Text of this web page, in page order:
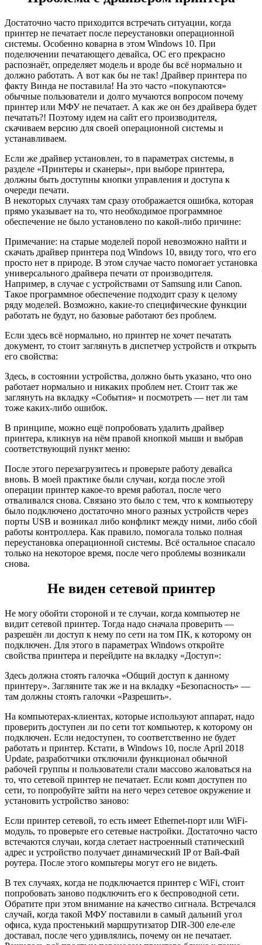
Достаточно часто приходится встречать ситуации, когда
принтер не печатает после переустановки операционной
системы. Особенно коварна в этом Windows 10. При
поделючении печатающего девайса, ОС его прекрасно
распознаёт, определяет модель и вроде бы всё нормально и
должно работать. А вот как бы не так! Драйвер принтера по
факту Винда не поставила! На это часто «покупаются»
обычные пользователи и долго мучаются вопросом почему
принтер или МФУ не печатает. А как же он без драйвера будет
печатать?! Поэтому идем на сайт его производителя,
скачиваем версию для своей операционной системы и
устанавливаем.
Если же драйвер установлен, то в параметрах системы, в
разделе «Принтеры и сканеры», при выборе принтера,
должны быть доступны кнопки управления и доступа к
очереди печати.
В некоторых случаях там сразу отображается ошибка, которая
прямо указывает на то, что необходимое программное
обеспечение не было установлено по какой-либо причине:
Примечание: на старые моделей порой невозможно найти и
скачать драйвер принтера под Windows 10, ввиду того, что его
просто нет в природе. В этом случае часто помогает установка
универсального драйвера печати от производителя.
Например, в случае с устройствами от Samsung или Canon.
Такое программное обеспечение подходит сразу к целому
ряду моделей. Возможно, какие-то специфические функции
работать не будут, но базовые работают без проблем.
Если здесь всё нормально, но принтер не хочет печатать
документ, то стоит заглянуть в диспетчер устройств и открыть
его свойства:
Здесь, в состоянии устройства, должно быть указано, что оно
работает нормально и никаких проблем нет. Стоит так же
заглянуть на вкладку «События» и посмотреть — нет ли там
тоже каких-либо ошибок.
В принципе, можно ещё попробовать удалить драйвер
принтера, кликнув на нём правой кнопкой мыши и выбрав
соответствующий пункт меню:
После этого перезагрузитесь и проверьте работу девайса
вновь. В моей практике были случаи, когда после этой
операции принтер какое-то время работал, после чего
отваливался снова. Связано это было с тем, что к компьютеру
было подключено достаточно много разных устройств через
порты USB и возникал либо конфликт между ними, либо сбой
работы контроллера. Как правило, помогала только полная
переустановка операционной системы. Всё остальное спасало
только на некоторое время, после чего проблемы возникали
снова.
Не виден сетевой принтер
Не могу обойти стороной и те случаи, когда компьютер не
видит сетевой принтер. Тогда надо сначала проверить —
разрешён ли доступ к нему по сети на том ПК, к которому он
подключен. Для этого в параметрах Windows откройте
свойства принтера и перейдите на вкладку «Доступ»:
Здесь должна стоять галочка «Общий доступ к данному
принтеру». Загляните так же и на вкладку «Безопасность» —
там должны стоять галочки «Разрешить».
На компьютерах-клиентах, которые используют аппарат, надо
проверить доступен ли по сети тот компьютер, к которому он
подключен. Если недоступен, то соответственно не будет
работать и принтер. Кстати, в Windows 10, после April 2018
Update, разработчики отключили функционал обычной
рабочей группы и пользователи стали массово жаловаться на
то, что сетевой принтер не печатает. Если комп доступен по
сети, то попробуйте зайти на него через сетевое окружение и
установить устройство заново:
Если принтер сетевой, то есть имеет Ethernet-порт или WiFi-
модуль, то проверьте его сетевые настройки. Достаточно часто
встечаются случаи, когда слетает настроенный статический
адрес и устройство получает динамический IP от Вай-Фай
роутера. После этого компьтеры могут его не видеть.
В тех случаях, когда не подключается принтер с WiFi, стоит
попробовать заново подключить его к беспроводной сети.
Обратите при этом внимание на качество сигнала. Встречался
случай, когда такой МФУ поставили в самый дальний угол
офиса, куда простенький маршрутизатор DIR-300 еле-еле
доставал, после чего удивлялись, почему он не печатает.